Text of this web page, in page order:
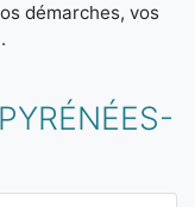
démarches, vos